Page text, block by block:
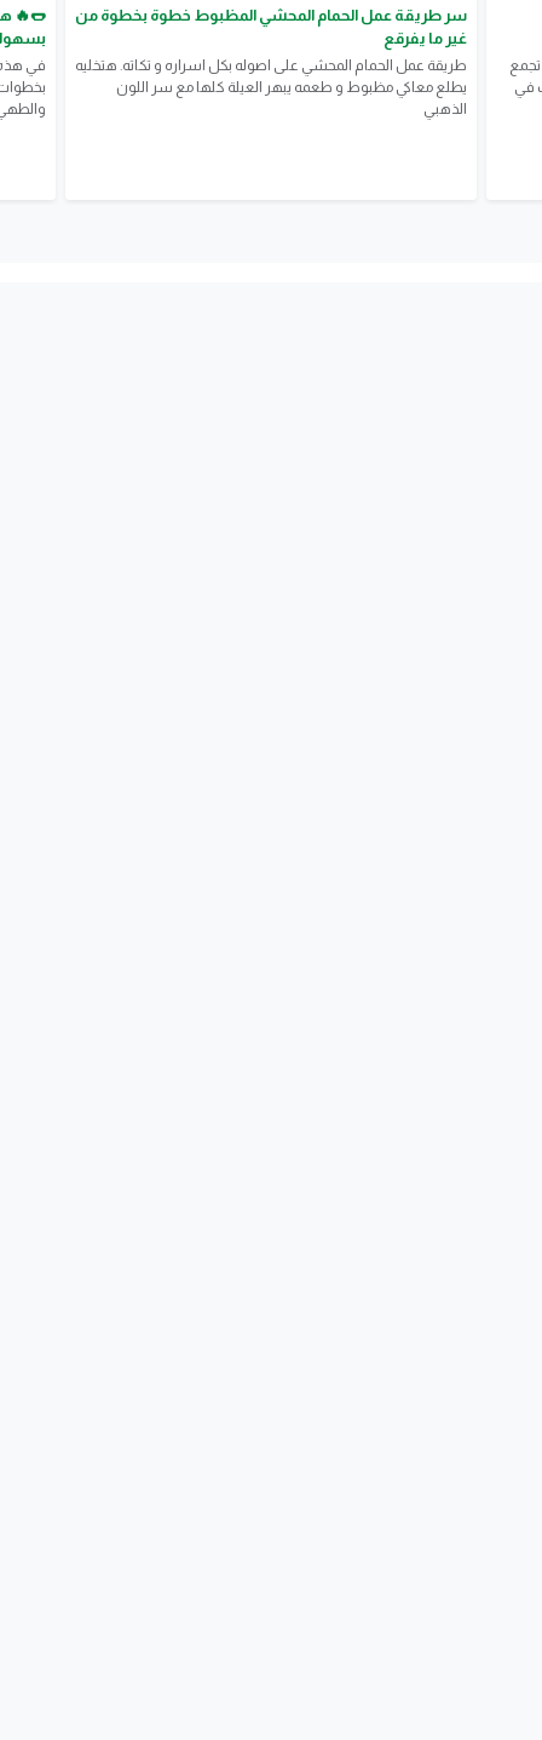
في
سر طريقة عمل الحمام المحشي المظبوط خطوة بخطوة من
غير ما يفرقع
طريقة عمل الحمام المحشي على اصوله بكل اسراره و تكاته. هتخليه
يطلع معاكي مظبوط و طعمه يبهر العيلة كلها مع سر اللون
الذهبي
🌭🔥
في